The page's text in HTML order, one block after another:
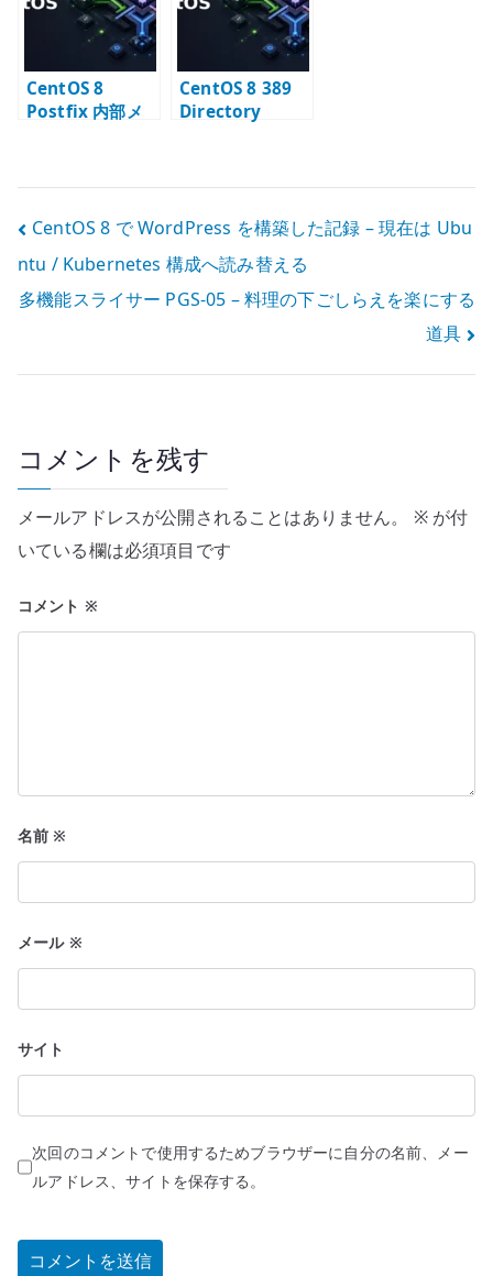
CentOS 8
Postfix 内部メ
CentOS 8 389
Directory
投
稿
ナ
ビ
ー
シ
ョ
ン
CentOS 8 で WordPress を構築した記録 – 現在は Ubu
ntu / Kubernetes 構成へ読み替える
多機能スライサー PGS-05 – 料理の下ごしらえを楽にする
道具
コメントを残す
メールアドレスが公開されることはありません。 ※が付
いている欄は必須項目です
コメント ※
名前※
メール ※
サイト
次回のコメントで使用するためブラウザーに自分の名前、メー
ルアドレス、サイトを保存する。